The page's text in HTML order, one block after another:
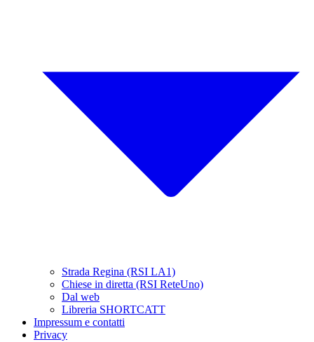
Strada Regina (RSI LA1)
Chiese in diretta (RSI ReteUno)
Dal web
Libreria SHORTCATT
Impressum e contatti
Privacy